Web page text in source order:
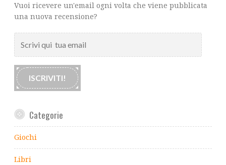
Vuoi ricevere un'email ogni volta che viene pubblicata
una nuova recensione?
qui
tua
email
ISCRIVITI!
Categorie
Giochi
Libri